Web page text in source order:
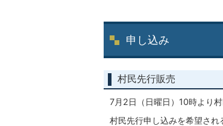
申し込み
村民先行販売
7月2日（日曜日）10時より村
村民先行申し込みを希望さ